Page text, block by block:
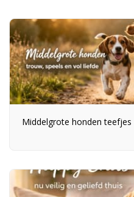
Middelgrote honden teefjes